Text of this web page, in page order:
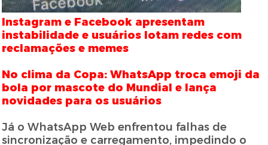
Instagram e Facebook apresentam
instabilidade e usuários lotam redes com
reclamações e memes
No clima da Copa: WhatsApp troca emoji da
bola por mascote do Mundial e lança
novidades para os usuários
Já o WhatsApp Web enfrentou falhas de
sincronização e carregamento, impedindo o